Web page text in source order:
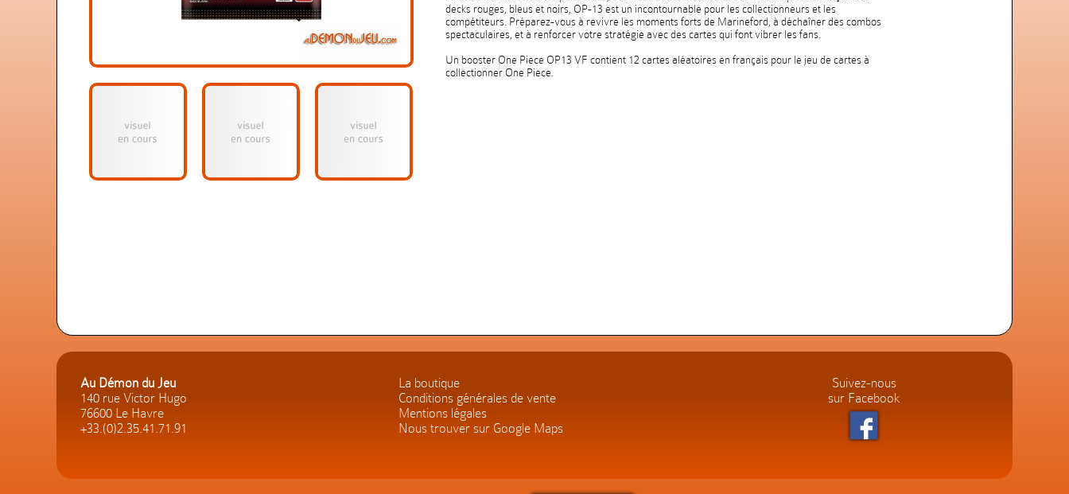
decks rouges, bleus et noirs, OP-13 est un incontournable pour les collectionneurs et les
compétiteurs. Préparez-vous à revivre les moments forts de Marineford, à déchaîner des combos
spectaculaires, et à renforcer votre stratégie avec des cartes qui font vibrer les fans.
Un booster One Piece OP13 VF contient 12 cartes aléatoires en français pour le jeu de cartes à
collectionner One Piece.
Au Démon du Jeu
140 rue Victor Hugo
76600 Le Havre
+33.(0)2.35.41.71.91
La boutique
Conditions générales de vente
Mentions légales
Nous trouver sur Google Maps
Suivez-nous
sur Facebook